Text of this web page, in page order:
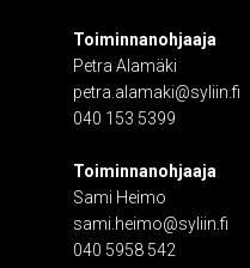
Toiminnanohjaaja
Petra Alamäki
petra.alamaki@syliin.fi
040 153 5399
Toiminnanohjaaja
Sami Heimo
sami.heimo@syliin.fi
040 5958 542